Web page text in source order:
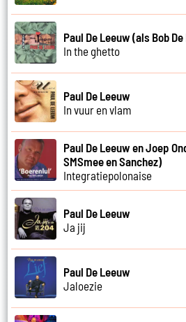
Paul De Leeuw (als Bob
In the ghetto
Paul De Leeuw
In vuur en vlam
Paul De Leeuw en Joep
SMSmee en Sanchez)
Integratiepolonaise
Paul De Leeuw
Ja jij
Paul De Leeuw
Jaloezie